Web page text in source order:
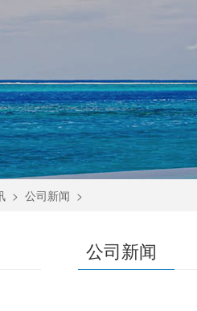
> 公司新闻 >
公司新闻